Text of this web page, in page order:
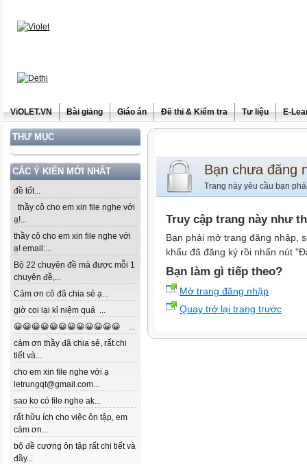
ViOLET.VN Bài giảng Giáo án Đề thi & Kiểm tra Tư liệu E-
THƯ MỤC
CÁC Ý KIẾN MỚI NHẤT
đề tốt...
thầy cô cho em xin file nghe với
ạ!...
thầy cô cho em xin file nghe với
ạ! email:...
Bộ 22 chuyên đề mà được mỗi 1
chuyên đề,...
Cảm ơn cô đã chia sẻ ạ...
giờ coi lại kỉ niệm quá ...
😀😀😀😀😀😀😀😀😀😀😀😀 ...
cám ơn thầy đã chia sẻ, rất chi
tiết và...
cho em xin file nghe với ạ
letrungqt@gmail.com...
sao ko có file nghe ak...
rất hữu ích cho việc ôn tập, em
cám ơn...
bộ đề cương ôn tập rất chi tiết và
đầy...
Bạn chưa đăng
Trang này yêu cầu bạn
Truy cập trang này như
Bạn phải mở trang đăng nhập,
khẩu đã đăng ký rồi nhấn nút
Bạn làm gì tiếp theo?
Mở trang đăng nhập
Quay trở lại trang trước